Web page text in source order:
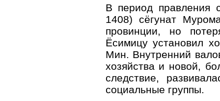
В период правления
1408) сёгунат
провинции, но
Ёсимицу установил
Мин. Внутренний
хозяйства и новой,
следствие,
социальные группы.